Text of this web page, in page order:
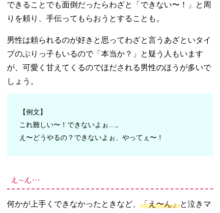
できることでも面倒だったらわざと「できない〜！」と周
りを頼り、手伝ってもらおうとすることも。
男性は頼られるのが好きと思ってわざと言うあざといタイ
プのぶりっ子もいるので「本当か？」と疑う人もいます
が、可愛く甘えてくるのでほだされる男性のほうが多いで
しょう。
【例文】
これ難しい〜！できないよぉ…。
え〜どうやるの？できないよぉ、やってぇ〜！
え〜ん…
何かが上手くできなかったときなど、 「え〜ん」と泣きマ